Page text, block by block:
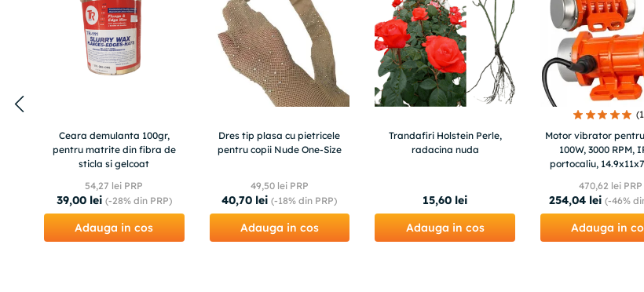
Ceara demulanta 100gr,
pentru matrite din fibra de
sticla si gelcoat
54,27 lei PRP
39,00 lei (-28%din PRP)
Adauga in cos
Dres tip plasa cu pietricele
pentru copii Nude One-Size
49,50lei PRP
40,70 lei (-18% din PRP)
Adauga in cos
Trandafiri Holstein Perle,
radacina nuda
15,60 lei
Adauga in cos
(1
Motor vibrator
100W, 3000 RPM,
portocaliu,
470,62 lei PRP
254,04 lei (-46%
Adauga in